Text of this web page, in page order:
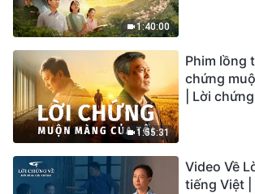
1:40:00
1:55:31
Phim lồng
chứng
| Lời
Video Về
tiếng Việt